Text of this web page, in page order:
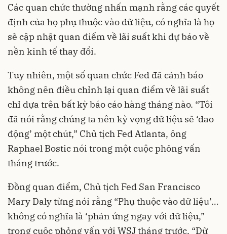
Các quan chức thường nhấn mạnh rằng các quyết
định của họ phụ thuộc vào dữ liệu, có nghĩa là họ
sẽ cập nhật quan điểm về lãi suất khi dự báo về
nền kinh tế thay đổi.
Tuy nhiên, một số quan chức Fed đã cảnh báo
không nên điều chỉnh lại quan điểm về lãi suất
chỉ dựa trên bất kỳ báo cáo hàng tháng nào. “Tôi
đã nói rằng chúng ta nên kỳ vọng dữ liệu sẽ ‘dao
động’ một chút,” Chủ tịch Fed Atlanta, ông
Raphael Bostic nói trong một cuộc phỏng vấn
tháng trước.
Đồng quan điểm, Chủ tịch Fed San Francisco
Mary Daly từng nói rằng “Phụ thuộc vào dữ liệu’…
không có nghĩa là ‘phản ứng ngay với dữ liệu,”
trong cuộc phỏng vấn với WSJ tháng trước. “Dữ